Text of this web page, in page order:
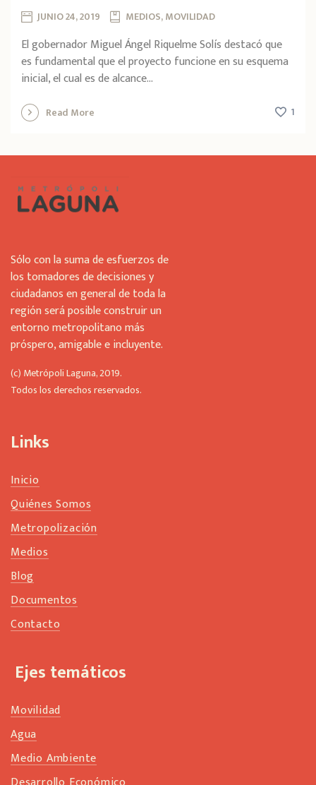
JUNIO 24, 2019 MEDIOS, MOVILIDAD
El gobernador Miguel Ángel Riquelme Solís destacó que
es fundamental que el proyecto funcione en su esquema
inicial, el cual es de alcance...
Read More 1
Sólo con la suma de esfuerzos de
los tomadores de decisiones y
ciudadanos en general de toda la
región será posible construir un
entorno metropolitano más
próspero, amigable e incluyente.
(c) Metrópoli Laguna, 2019.
Todos los derechos reservados.
Links
Inicio
Quiénes Somos
Metropolización
Medios
Blog
Documentos
Contacto
Ejes temáticos
Movilidad
Agua
Medio Ambiente